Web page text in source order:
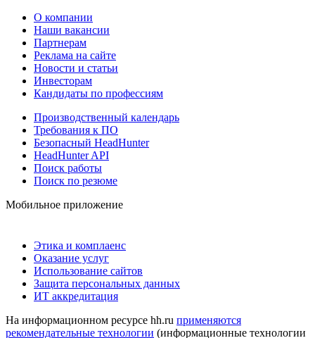
О компании
Наши вакансии
Партнерам
Реклама на сайте
Новости и статьи
Инвесторам
Кандидаты по профессиям
Производственный календарь
Требования к ПО
Безопасный HeadHunter
HeadHunter API
Поиск работы
Поиск по резюме
Мобильное приложение
Этика и комплаенс
Оказание услуг
Использование сайтов
Защита персональных данных
ИТ аккредитация
На информационном ресурсе hh.ru применяются
рекомендательные технологии (информационные технологии